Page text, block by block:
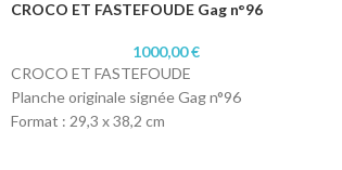
CROCO ET FASTEFOUDE Gag n°96
1000,00€
CROCO ET FASTEFOUDE
Planche originale signée Gag n°96
Format : 29,3 x 38,2 cm